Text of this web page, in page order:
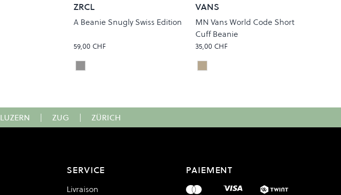
ZRCL
A Beanie Snugly Swiss Edition
59,00 CHF
Colour
Silver Shine
VANS
MN Vans World Code Short
Cuff Beanie
35,00 CHF
Colour
Nutria
LUZERN | ZUG | ZÜRICH
SERVICE
Livraison
PAIEMENT